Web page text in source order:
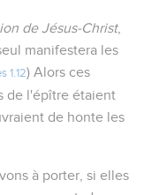
de Jésus-Christ,
manifestera les
1.12) Alors ces
de l'épître étaient
de honte les
à porter, si elles